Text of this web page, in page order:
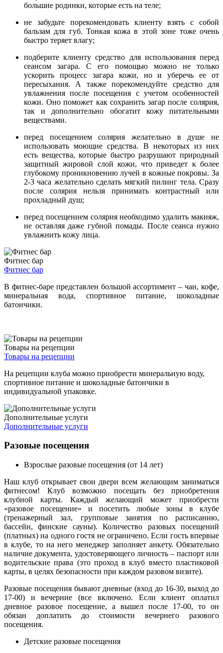
большие родинки, которые есть на теле;
не забудьте порекомендовать клиенту взять с собой
бальзам для губ. Тонкая кожа в этой зоне тоже очень
быстро теряет влагу;
подберите клиенту средство для использования перед
сеансом загара. С его помощью можно не только
ускорить процесс загара кожи, но и уберечь ее от
пересыхания. А также порекомендуйте средство для
увлажнения после посещения с учетом особенностей
кожи. Оно поможет как сохранить загар после солярия,
так и дополнительно обогатит кожу питательными
веществами.
перед посещением солярия желательно в душе не
использовать моющие средства. В некоторых из них
есть вещества, которые быстро разрушают природный
защитный жировой слой кожи, что приведет к более
глубокому проникновению лучей в кожные покровы. За
2-3 часа желательно сделать мягкий пилинг тела. Сразу
после солярия нельзя принимать контрастный или
прохладный душ;
перед посещением солярия необходимо удалить макияж,
не оставляя даже губной помады. После сеанса нужно
увлажнить кожу лица.
Фитнес бар
Фитнес бар
В фитнес-баре представлен большой ассортимент – чаи, кофе,
минеральная вода, спортивное питание, шоколадные
батончики.
Товары на рецепции
Товары на рецепции
На рецепции клуба можно приобрести минеральную воду,
спортивное питание и шоколадные батончики в
индивидуальной упаковке.
Дополнительные услуги
Дополнительные услуги
Разовые посещения
Взрослые разовые посещения (от 14 лет)
Наш клуб открывает свои двери всем желающим заниматься
фитнесом! Клуб возможно посещать без приобретения
клубной карты. Каждый желающий может приобрести
«разовое посещение» и посетить любые зоны в клубе
(тренажерный зал, групповые занятия по расписанию,
бассейн, финские сауны). Количество разовых посещений
(платных) на одного гостя не ограничено. Если гость впервые
в клубе, то на него менеджер заполняет анкету. Обязательно
наличие документа, удостоверяющего личность – паспорт или
водительские права (это проход в клуб вместо пластиковой
карты, в целях безопасности при каждом разовом визите).
Разовые посещения бывают дневные (вход до 16-30, выход до
17-00) и вечерние (все включено. Если клиент оплатил
дневное разовое посещение, а вышел после 17-00, то он
обязан доплатить до стоимости вечернего разового
посещения.
Детские разовые посещения